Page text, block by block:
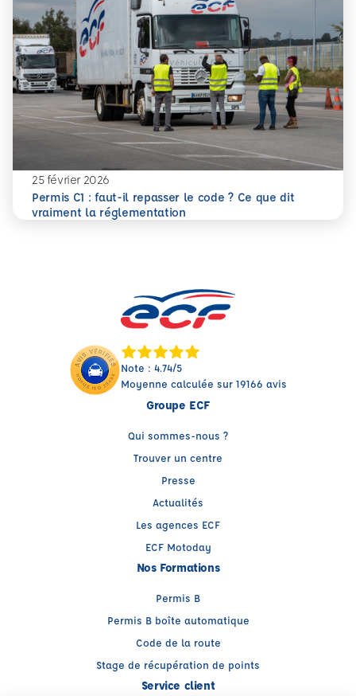
25 février 2026
Permis C1 : faut-il repasser le code ? Ce que dit
vraiment la réglementation
En savoir plus
Permis C1 : faut-il repasser le code ? Ce que dit vraiment
Note : 4.74/5
Moyenne calculée sur 19166 avis
Groupe ECF
Qui sommes-nous ?
Trouver un centre
Presse
Actualités
Les agences ECF
ECF Motoday
Nos Formations
Permis B
Permis B boîte automatique
Code de la route
Stage de récupération de points
Service client